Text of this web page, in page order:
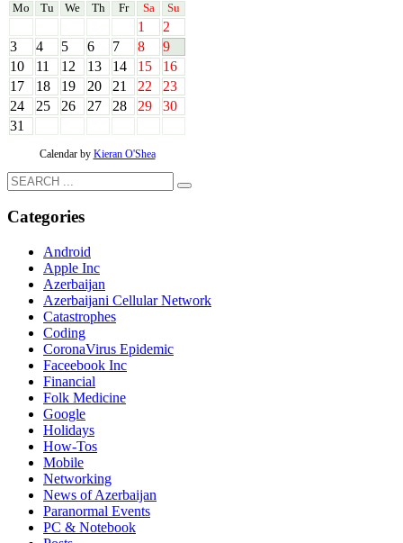
Mo Tu We Th Fr Sa Su
1
2
3
4 5 6 7 8
9
10
11 12 13 14 15
16
17
18 19 20 21 22
23
24
25 26 27 28 29
30
31
Calendar by Kieran O'Shea
Categories
Android
Apple Inc
Azerbaijan
Azerbaijani Cellular Network
Catastrophes
Coding
CoronaVirus Epidemic
Faceebook Inc
Financial
Folk Medicine
Google
Holidays
How-Tos
Mobile
Networking
News of Azerbaijan
Paranormal Events
PC & Notebook